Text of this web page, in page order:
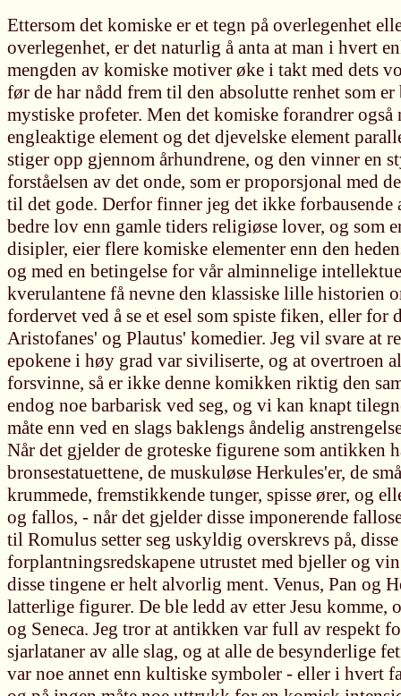
Ettersom det komiske er et tegn på overlegenhet
overlegenhet, er det naturlig å anta at man i hvert
mengden av komiske motiver øke i takt med dets
før de har nådd frem til den absolutte renhet som
mystiske profeter. Men det komiske forandrer også
engleaktige element og det djevelske element
stiger opp gjennom århundrene, og den vinner en
forståelsen av det onde, som er proporsjonal med
til det gode. Derfor finner jeg det ikke forbausende
bedre lov enn gamle tiders religiøse lover, og som
disipler, eier flere komiske elementer enn den
og med en betingelse for vår alminnelige
kverulantene få nevne den klassiske lille historien
fordervet ved å se et esel som spiste fiken, eller for
Aristofanes' og Plautus' komedier. Jeg vil svare at
epokene i høy grad var siviliserte, og at overtroen
forsvinne, så er ikke denne komikken riktig den
endog noe barbarisk ved seg, og vi kan knapt
måte enn ved en slags baklengs åndelig
Når det gjelder de groteske figurene som antikken
bronsestatuettene, de muskuløse Herkules'er, de
krummede, fremstikkende tunger, spisse ører, og
og fallos, - når det gjelder disse imponerende
til Romulus setter seg uskyldig overskrevs på,
forplantningsredskapene utrustet med bjeller og
disse tingene er helt alvorlig ment. Venus, Pan og
latterlige figurer. De ble ledd av etter Jesu komme,
og Seneca. Jeg tror at antikken var full av respekt
sjarlataner av alle slag, og at alle de besynderlige
var noe annet enn kultiske symboler - eller i hvert